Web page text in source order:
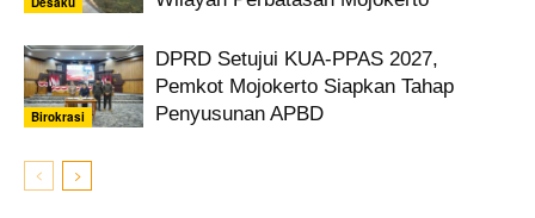
Birokrasi
DPRD Setujui KUA-PPAS 2027,
Pemkot Mojokerto Siapkan Tahap
Penyusunan APBD